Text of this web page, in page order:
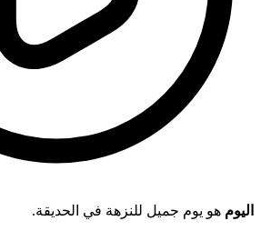
اليوم هو يوم جميل للنزهة في الحديقة.